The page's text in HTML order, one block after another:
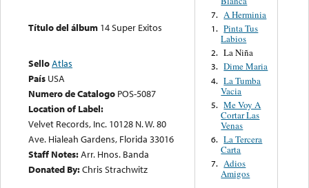
Título del álbum 14 Super Exitos
SelloAtlas
País USA
Numero de Catalogo POS-5087
Location of Label:
Velvet Records, Inc. 10128 N. W. 80
Ave. Hialeah Gardens, Florida 33016
Staff Notes:Arr. Hnos. Banda
Donated By:Chris Strachwitz
7. A Herminia
1. Pinta Tus
Labios
2. La Niña
3. Dime Maria
4. La Tumba
Vacia
5. Me Voy A
Cortar Las
Venas
6. La Tercera
Carta
7. Adios
Amigos